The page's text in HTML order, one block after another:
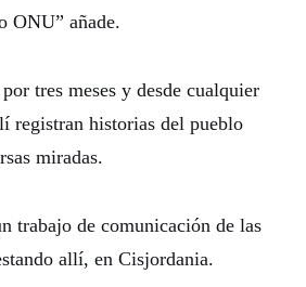
ONU” añade.
tres meses y desde cualquier
registran historias del pueblo
miradas.
trabajo de comunicación de las
allí, en Cisjordania.